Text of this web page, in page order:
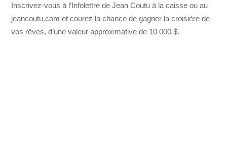
Inscrivez-vous à l’Infolettre de Jean Coutu à la caisse ou au
jeancoutu.com et courez la chance de gagner la croisière de
vos rêves, d’une valeur approximative de 10 000 $.